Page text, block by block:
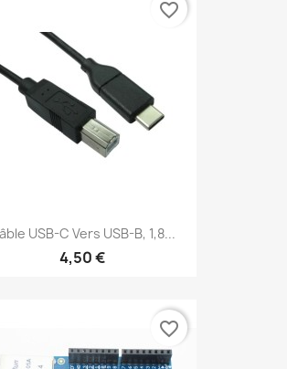
USB-C Vers USB-B, 1,8...
4,50 €
favorite_border
favorite_border